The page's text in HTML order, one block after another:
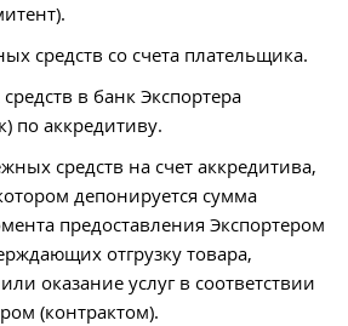
средств со счета плательщика.
в банк Экспортера
по аккредитиву.
средств на счет аккредитива,
депонируется сумма
предоставления Экспортером
отгрузку товара,
оказание услуг в соответствии
(контрактом).